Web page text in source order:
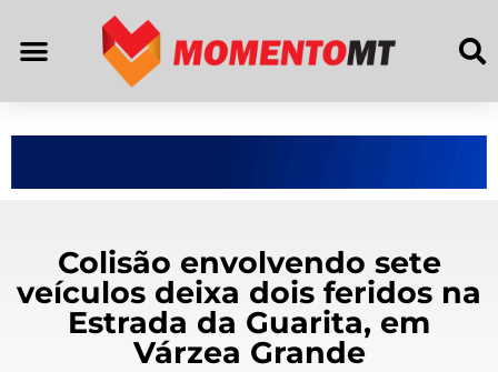
Colisão envolvendo sete
veículos deixa dois feridos na
Estrada da Guarita, em
Várzea Grande